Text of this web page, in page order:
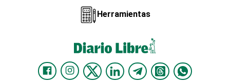
Herramientas